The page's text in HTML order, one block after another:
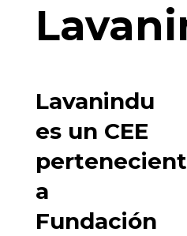
Lavanindu
es un CEE
a
Fundación